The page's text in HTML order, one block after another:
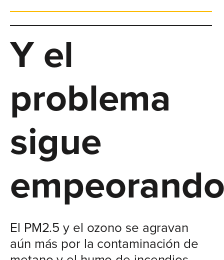
Y el
problema
sigue
El PM2.5 y el ozono se agravan
aún más por la contaminación de